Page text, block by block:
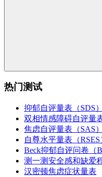
热门测试
抑郁自评量表（SDS）
双相情感障碍自评量
焦虑自评量表（SAS）
自尊水平量表（RSES
Beck抑郁自评问卷（
测一测安全感和缺爱
汉密顿焦虑症状量表